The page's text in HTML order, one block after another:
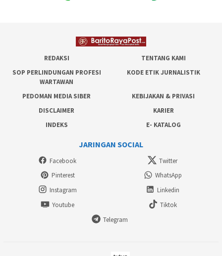
REDAKSI
TENTANG KAMI
SOP PERLINDUNGAN PROFESI
WARTAWAN
KODE ETIK JURNALISTIK
PEDOMAN MEDIA SIBER
KEBIJAKAN & PRIVASI
DISCLAIMER
KARIER
INDEKS
E- KATALOG
JARINGAN SOCIAL
Facebook
Twitter
Pinterest
WhatsApp
Instagram
Linkedin
Youtube
Tiktok
Telegram